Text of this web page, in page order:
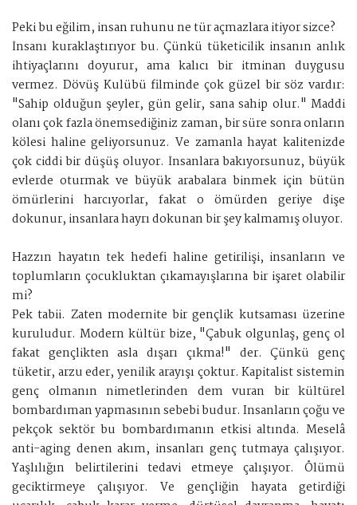
Peki bu eğilim, insan ruhunu ne tür açmazlara itiyor sizce?
İnsanı kuraklaştırıyor bu. Çünkü tüketicilik insanın anlık
ihtiyaçlarını doyurur, ama kalıcı bir itminan duygusu
vermez. Dövüş Kulübü filminde çok güzel bir söz vardır:
"Sahip olduğun şeyler, gün gelir, sana sahip olur." Maddi
olanı çok fazla önemsediğiniz zaman, bir süre sonra onların
kölesi haline geliyorsunuz. Ve zamanla hayat kalitenizde
çok ciddi bir düşüş oluyor. İnsanlara bakıyorsunuz, büyük
evlerde oturmak ve büyük arabalara binmek için bütün
ömürlerini harcıyorlar, fakat o ömürden geriye dişe
dokunur, insanlara hayrı dokunan bir şey kalmamış oluyor.
Hazzın hayatın tek hedefi haline getirilişi, insanların ve
toplumların çocukluktan çıkamayışlarına bir işaret olabilir
mi?
Pek tabii. Zaten modernite bir gençlik kutsaması üzerine
kuruludur. Modern kültür bize, "Çabuk olgunlaş, genç ol
fakat gençlikten asla dışarı çıkma!" der. Çünkü genç
tüketir, arzu eder, yenilik arayışı çoktur. Kapitalist sistemin
genç olmanın nimetlerinden dem vuran bir kültürel
bombardıman yapmasının sebebi budur. Insanların çoğu ve
pekçok sektör bu bombardımanın etkisi altında. Meselâ
anti-aging denen akım, insanları genç tutmaya çalışıyor.
Yaşlılığın belirtilerini tedavi etmeye çalışıyor. Ölümü
geciktirmeye çalışıyor. Ve gençliğin hayata getirdiği